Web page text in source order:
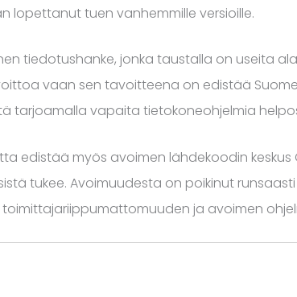
lopettanut tuen vanhemmille versioille.
tiedotushanke, jonka taustalla on useita
vaan sen tavoitteena on edistää
tarjoamalla vapaita tietokoneohjelmia
edistää myös avoimen lähdekoodin keskus
tukee. Avoimuudesta on poikinut
toimittajariippumattomuuden ja avoimen